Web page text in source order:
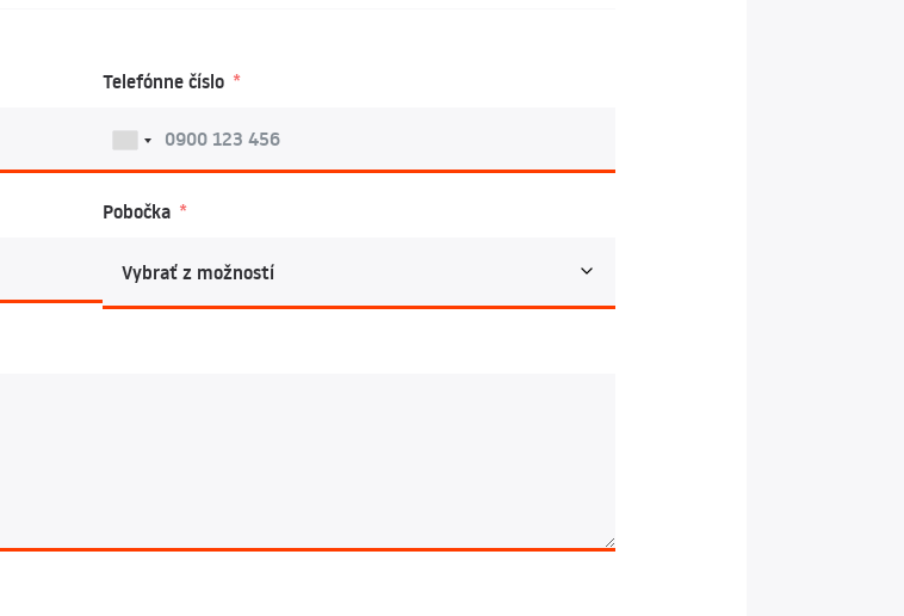
Telefónne číslo
Pobočka